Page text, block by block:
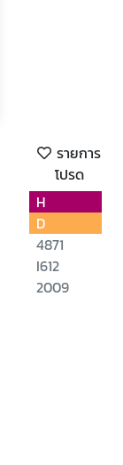
รายการ
โปรด
H
D
4871
I612
2009